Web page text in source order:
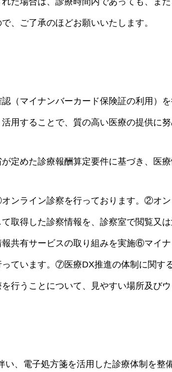
、ご了承のほどお願いいたします。
（マイナンバーカード保険証の利用）
用することで、質の高い医療の提供に努
定めた診療報酬算定要件に基づき、医
ンライン診察を行っております。②オ
取得した診察情報を、診察室で閲覧又
共有サービスの取り組みを実施⑥マイナ
ています。⑦医療DX推進の体制に関す
行うことについて、見やすい場所及び
、電子処方箋を活用した診療体制を整